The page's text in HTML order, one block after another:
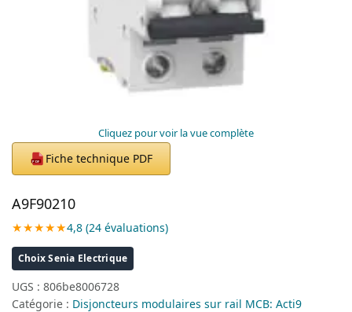
Cliquez pour voir la vue complète
PDF Fiche technique PDF
A9F90210
★★★★★4,8 (24 évaluations)
Choix Senia Electrique
UGS : 806be8006728
Catégorie : Disjoncteurs modulaires sur rail MCB: Acti9